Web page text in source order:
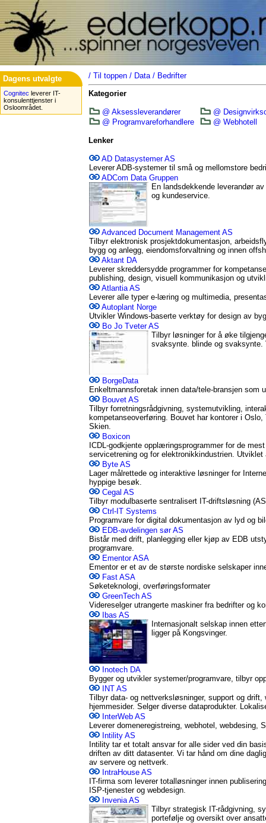
Dagens utvalgte
Cognitec leverer IT-
konsulenttjenster i
Osloområdet.
/ Til toppen / Data/ Bedrifter
Kategorier
@ Aksessleverandører
@
@ Programvareforhandlere
@ Webhotell
Lenker
AD Datasystemer AS
Leverer ADB-systemer til små og mellomstore
ADCom Data Gruppen
En landsdekkende leverandør
og kundeservice.
Advanced Document Management AS
Tilbyr elektronisk prosjektdokumentasjon,
bygg og anlegg, eiendomsforvaltning og innen
Aktant DA
Leverer skreddersydde programmer for
publishing, design, visuell kommunikasjon og
Atlantia AS
Leverer alle typer e-læring og multimedia,
Autoplant Norge
Utvikler Windows-baserte verktøy for design av
Bo Jo Tveter AS
Tilbyr løsninger for å øke
svaksynte. blinde og
BorgeData
Enkeltmannsforetak innen data/tele-bransjen som
Bouvet AS
Tilbyr forretningsrådgivning, systemutvikling,
kompetanseoverføring. Bouvet har kontorer i
Skien.
Boxicon
ICDL-godkjente opplæringsprogrammer for de
servicetrening og for elektronikkindustrien. Utviklet
Byte AS
Lager målrettede og interaktive løsninger for
hyppige besøk.
Cegal AS
Tilbyr modulbaserte sentralisert IT-driftsløsning
Ctrl-IT Systems
Programvare for digital dokumentasjon av lyd og
EDB-avdelingen sør AS
Bistår med drift, planlegging eller kjøp av EDB
programvare.
Ementor ASA
Ementor er et av de største nordiske selskaper
Fast ASA
Søketeknologi, overføringsformater
GreenTech AS
Videreselger utrangerte maskiner fra bedrifter og
Ibas AS
Internasjonalt selskap innen
ligger på Kongsvinger.
Inotech DA
Bygger og utvikler systemer/programvare, tilbyr
INT AS
Tilbyr data- og nettverksløsninger, support og
hjemmesider. Selger diverse dataprodukter.
InterWeb AS
Leverer domeneregistreing, webhotel, webdesing,
Intility AS
Intility tar et totalt ansvar for alle sider ved din
driften av ditt datasenter. Vi tar hånd om dine
av servere og nettverk.
IntraHouse AS
IT-firma som leverer totalløsninger innen
ISP-tjenester og webdesign.
Invenia AS
Tilbyr strategisk IT-rådgivning,
portefølje og oversikt over